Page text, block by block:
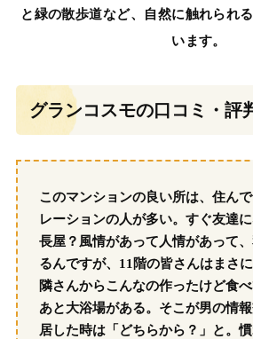
と緑の散歩道など、自然に触れられ
います。
グランコスモの口コミ・評
このマンションの良い所は、住ん
レーションの人が多い。すぐ友達
長屋？風情があって人情があって
るんですが、11階の皆さんはまさ
隣さんからこんなの作ったけど食べ
あと大浴場がある。そこが男の情
居した時は「どちらから？」と。